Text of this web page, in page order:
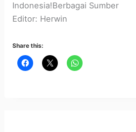
Indonesia!Berbagai Sumber
Editor: Herwin
Share this: